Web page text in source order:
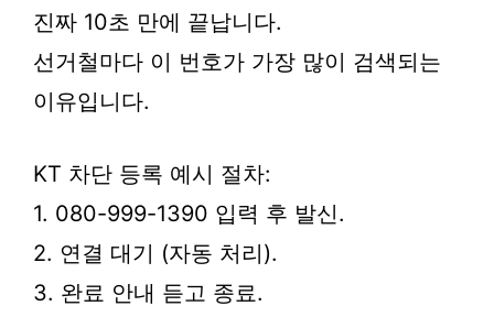
진짜 10초 만에 끝납니다.
선거철마다 이 번호가 가장 많이 검색되는
이유입니다.
KT 차단 등록 예시 절차:
1. 080-999-1390 입력 후 발신.
2. 연결 대기 (자동 처리).
3. 완료 안내 듣고 종료.